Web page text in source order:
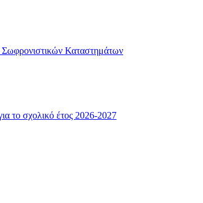
Καταστημάτων
το σχολικό έτος 2026-2027